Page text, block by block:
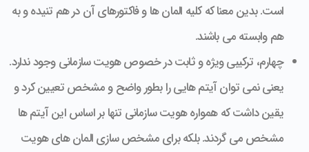
است. بدین معنا که کلیه المان ها و فاکتورهای آن در هم تنیده و به
هم وابسته می باشند.
چهارم، ترکیبی ویژه و ثابت در خصوص هویت سازمانی وجود ندارد.
یعنی نمی توان آیتم هایی را بطور واضح و مشخص تعیین کرد و
یقین داشت که همواره هویت سازمانی تنها بر اساس این آیتم ها
مشخص می گردند. بلکه برای مشخص سازی المان های هویت